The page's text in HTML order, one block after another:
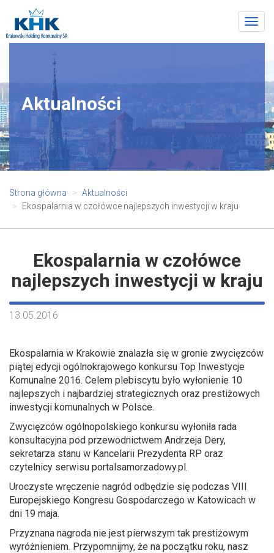
Aktualności
Strona główna
Aktualności
Ekospalarnia w czołówce najlepszych inwestycji w kraju
Ekospalarnia w czołówce
najlepszych inwestycji w kraju
13.05.2016
Ekospalarnia w Krakowie znalazła się w gronie zwycięzców
piątej edycji ogólnokrajowego konkursu Top Inwestycje
Komunalne 2016. Celem plebiscytu było wyłonienie 10
najlepszych i najbardziej strategicznych oraz prestiżowych
inwestycji komunalnych w Polsce.
Zwycięzców ogólnopolskiego konkursu wyłoniła rada
konsultacyjna pod przewodnictwem Andrzeja Dery,
sekretarza stanu w Kancelarii Prezydenta RP oraz
czytelnicy serwisu portalsamorzadowy.pl.
Uroczyste wręczenie nagród odbędzie się podczas VIII
Europejskiego Kongresu Gospodarczego w Katowicach w
dni 19 maja.
Przyznana nagroda nie jest pierwszym tak prestiżowym
wyróżnieniem. Przypomnijmy, że na początku roku, nasz